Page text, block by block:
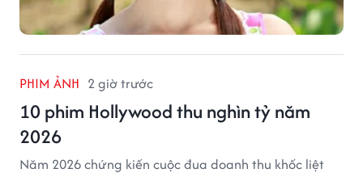
PHIM ẢNH 2 giờ trước
10 phim Hollywood thu nghìn tỷ năm
2026
Năm 2026 chứng kiến cuộc đua doanh thu khốc liệt